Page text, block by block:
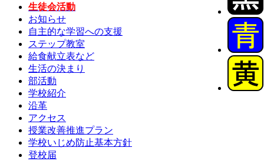
生徒会活動
お知らせ
自主的な学習への支援
ステップ教室
給食献立表など
生活の決まり
部活動
学校紹介
沿革
アクセス
授業改善推進プラン
学校いじめ防止基本方針
登校届